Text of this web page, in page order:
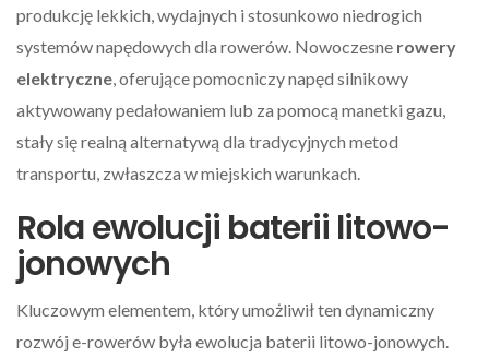
produkcję lekkich, wydajnych i stosunkowo niedrogich
systemów napędowych dla rowerów. Nowoczesne rowery
elektryczne, oferujące pomocniczy napęd silnikowy
aktywowany pedałowaniem lub za pomocą manetki gazu,
stały się realną alternatywą dla tradycyjnych metod
transportu, zwłaszcza w miejskich warunkach.
Rola ewolucji baterii litowo-
jonowych
Kluczowym elementem, który umożliwił ten dynamiczny
rozwój e-rowerów była ewolucja baterii litowo-jonowych.